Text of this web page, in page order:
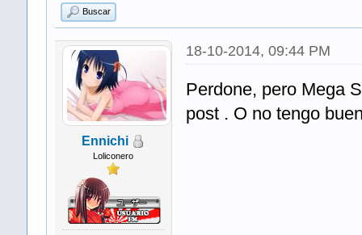
Buscar
Ennichi
Loliconero
18-10-2014, 09:44 PM
Perdone, pero Mega
post . O no tengo